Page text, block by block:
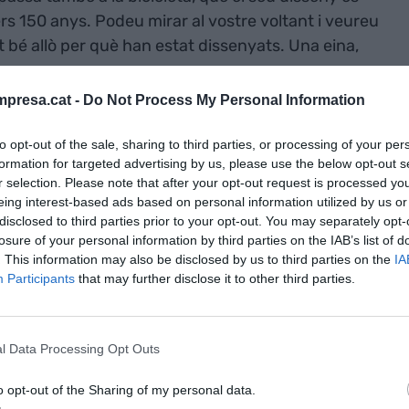
- Do Not Process My Personal Information
opt-out of the sale, sharing to third parties, or processing of your
for targeted advertising by us, please use the below opt-out
selection. Please note that after your opt-out request is processed
interest-based ads based on personal information utilized by us
to third parties prior to your opt-out. You may separately
of your personal information by third parties on the IAB’s list of
This information may also be disclosed by us to third parties on the
Participants that may further disclose it to other third parties.
Data Processing Opt Outs
opt-out of the Sharing of my personal data.
150 anys. Podeu mirar al vostre voltant i veureu
allò per què han estat dissenyats. Una eina,
diferent, una màquina que en principi no fa
el que vulguem; és una màquina universal. I
del martell o de la bicicleta, que per
faran la mateixa funció, els ordinadors
programari que executin. Quan el 2007
, recordem-ho, un telèfon caríssim respecte a la
el van tractar de boig dient que ningú es
els executius necessitaven un teclat per enviar
que el mòbil es podia fer servir per a moltes
jugar a videojocs i, des del 2010, a més,
Facebook, Twitter, WhatsApp, Instagram
i convertien el mòbil en l’àlbum familiar,